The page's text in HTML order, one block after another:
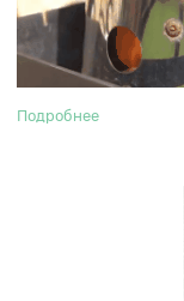
Подробнее